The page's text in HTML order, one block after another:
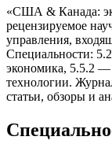
«США & Канада:
рецензируемое
управления,
Специальности:
экономика, 5.5.2 —
теxнологии.
статьи, обзоры и